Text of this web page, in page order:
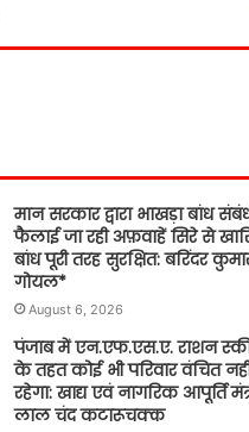
मान सरकार द्वारा भाखड़ा बांध
फैलाई जा रही अफ़वाहें सिरे से
बांध पूरी तरह सुरक्षित: बरिंदर
गोयल*
August 6, 2026
पंजाब में एन.एफ.एस.ए. राशन
के तहत कोई भी परिवार वंचित
रहेगा: खाद्य एवं नागरिक आपूर्ति
लाल चंद कटारूचक्क